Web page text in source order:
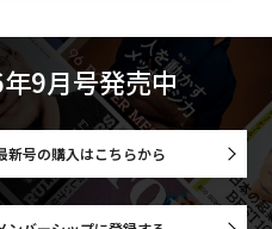
9月号発売中
新号の購入はこちらから